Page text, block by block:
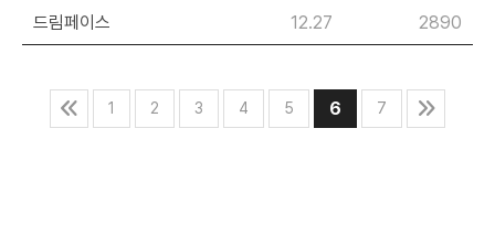
드림페이스
12.27 2890
1 2 3 4 5 6 7